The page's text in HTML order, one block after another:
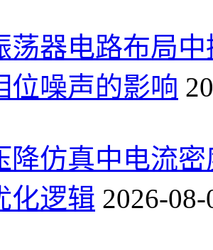
荡器电路布局
位噪声的影响
降仿真中电流
化逻辑 2026-